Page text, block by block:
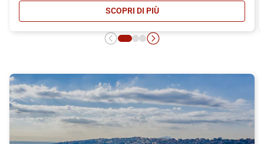
SCOPRI DI PIÙ- CARNET ITALO: MASSIMA